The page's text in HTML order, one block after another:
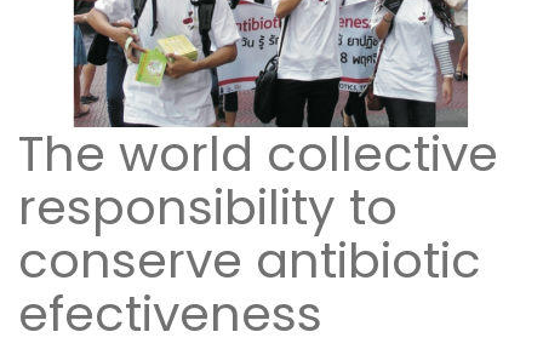
The world collective
responsibility to
conserve antibiotic
efectiveness